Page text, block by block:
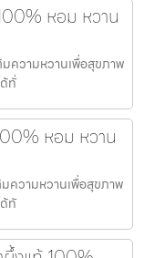
หอม หวาน
ความหวานเพื่อสุขภาพ
ทั่
หอม หวาน
ความหวานเพื่อสุขภาพ
ทั